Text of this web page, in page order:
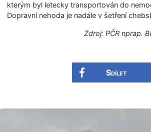
kterým byl letecky transportován do
Dopravní nehoda je nadále v šetření
Zdroj: PČR nprap.
Sdílet